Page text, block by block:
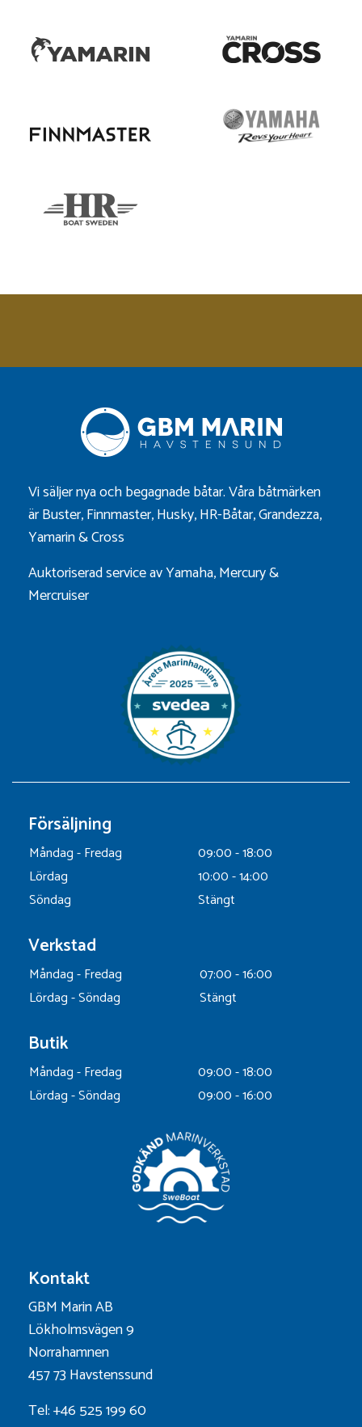
Vi säljer nya och begagnade båtar. Våra båtmärken
ärBuster,Finnmaster,Husky,HR-Båtar,Grandezza,
Yamarin&Cross
Auktoriserad service av Yamaha, Mercury &
Mercruiser
Försäljning
Måndag - Fredag
09:00 - 18:00
Lördag
10:00 - 14:00
Söndag
Stängt
Verkstad
Måndag - Fredag
07:00 - 16:00
Lördag - Söndag
Stängt
Butik
Måndag - Fredag
09:00 - 18:00
Lördag - Söndag
09:00 - 16:00
Kontakt
GBM Marin AB
Lökholmsvägen 9
Norrahamnen
457 73 Havstenssund
Tel: +46 525 199 60